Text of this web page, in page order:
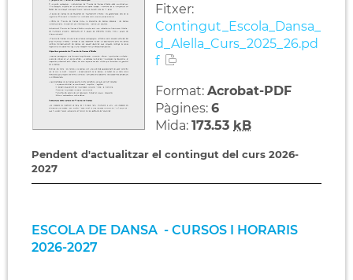
Fitxer:
Contingut_Escola_Dansa_
d_Alella_Curs_2025_26.pd
f
Format: Acrobat-PDF
Pàgines: 6
Mida: 173.53 kB
Pendent d'actualitzar el contingut del curs 2026-
2027
ESCOLA DE DANSA - CURSOS I HORARIS
2026-2027